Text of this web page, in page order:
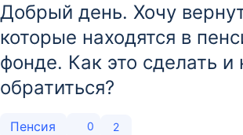
Добрый день. Хочу
которые находятся в
фонде. Как это сделать и
обратиться?
Пенсия 0 2